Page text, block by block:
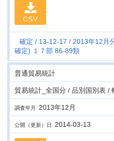
CSV
確定 13-12-17
2013年12月
確定) １７部 86-89類
普通貿易統計
貿易統計_全国分 / 品別国別表 /
調査年月 2013年12月
公開（更新）日 2014-03-13